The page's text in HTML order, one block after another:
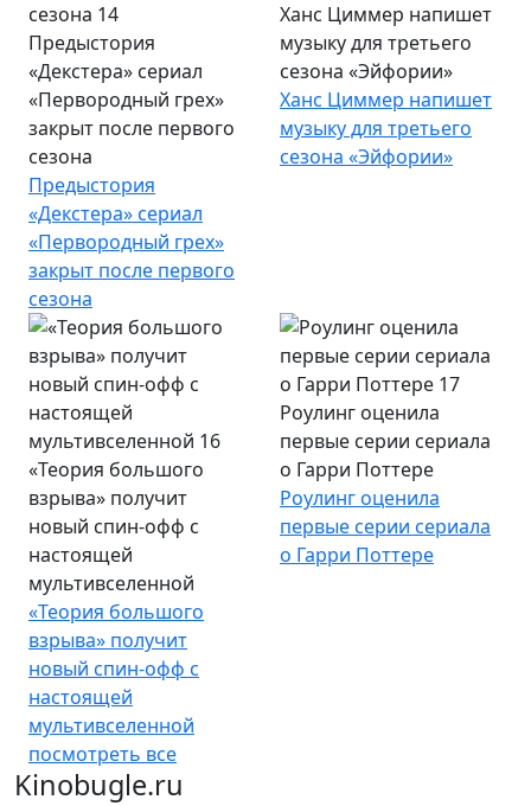
Предыстория
«Декстера» сериал
«Первородный грех»
закрыт после первого
сезона
Предыстория
«Декстера» сериал
«Первородный грех»
закрыт после первого
сезона
Ханс Циммер напишет
музыку для третьего
сезона «Эйфории»
Ханс Циммер напишет
музыку для третьего
сезона «Эйфории»
«Теория большого
взрыва» получит
новый спин-офф с
настоящей
мультивселенной
«Теория большого
взрыва» получит
новый спин-офф с
настоящей
мультивселенной
Роулинг оценила
первые серии сериала
о Гарри Поттере
Роулинг оценила
первые серии сериала
о Гарри Поттере
посмотреть все
Kinobugle.ru